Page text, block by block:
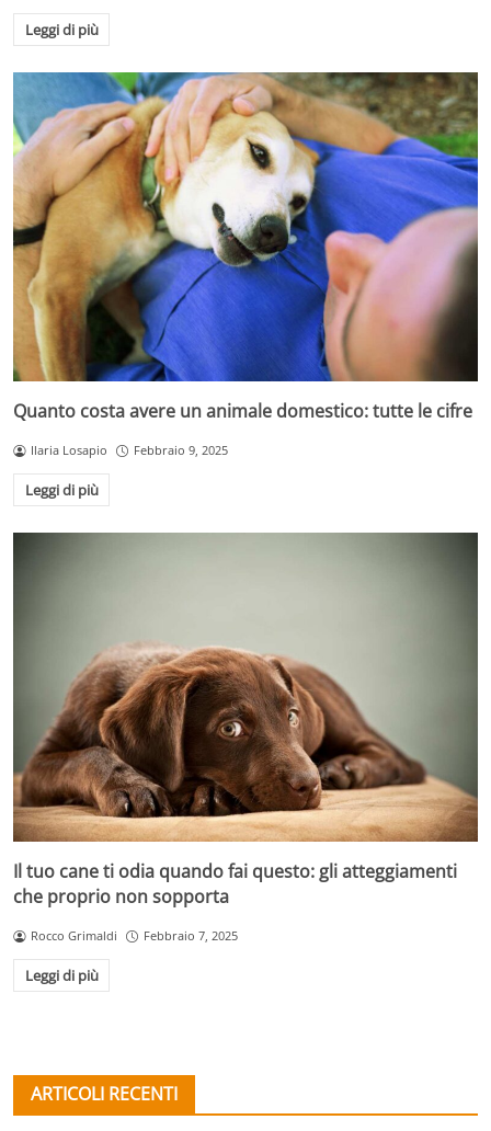
Leggi di più
Quanto costa avere un animale domestico: tutte le cifre
Ilaria Losapio Febbraio 9, 2025
Leggi di più
Il tuo cane ti odia quando fai questo: gli atteggiamenti
che proprio non sopporta
Rocco Grimaldi Febbraio 7, 2025
Leggi di più
ARTICOLI RECENTI